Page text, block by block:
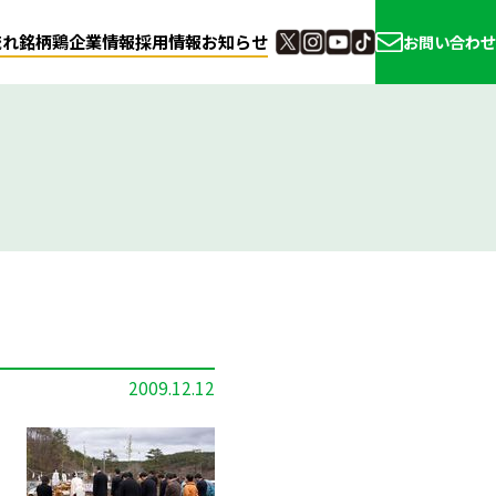
銘柄鶏企業情報採用情報お知らせ お問い合わせ
2009.12.12